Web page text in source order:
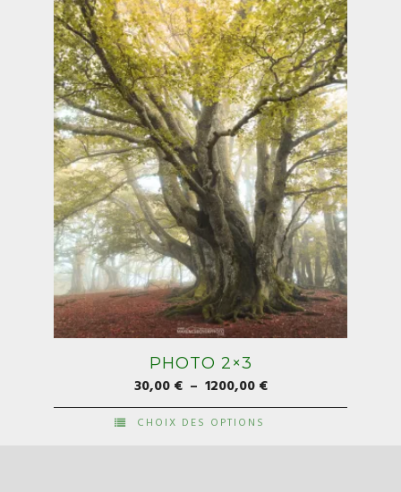
options
peuvent
être
choisies
sur
la
page
du
produit
PHOTO 2×3
30,00€ – 1200,00€Plage
de
CHOIX DES OPTIONS